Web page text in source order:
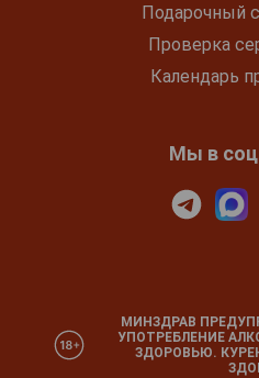
Подарочный
Проверка
Календарь
Мы в
МИНЗДРАВ
УПОТРЕБЛЕНИЕ
ЗДОРОВЬЮ.